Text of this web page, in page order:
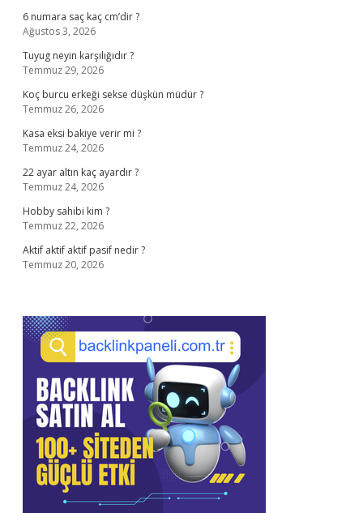
6 numara saç kaç cm’dir ?
Ağustos 3, 2026
Tuyug neyin karşılığıdır ?
Temmuz 29, 2026
Koç burcu erkeği sekse düşkün müdür ?
Temmuz 26, 2026
Kasa eksi bakiye verir mi ?
Temmuz 24, 2026
22 ayar altın kaç ayardır ?
Temmuz 24, 2026
Hobby sahibi kim ?
Temmuz 22, 2026
Aktif aktif aktif pasif nedir ?
Temmuz 20, 2026